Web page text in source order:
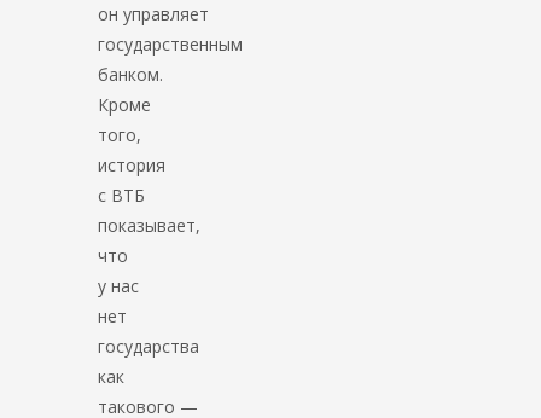
он управляет
государственным
банком.
Кроме
того,
история
с ВТБ
показывает,
что
у нас
нет
государства
как
такового —